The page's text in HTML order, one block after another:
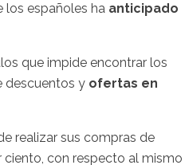
los españoles ha anticipado
que impide encontrar los
descuentos y ofertas en
realizar sus compras de
ciento, con respecto al mismo